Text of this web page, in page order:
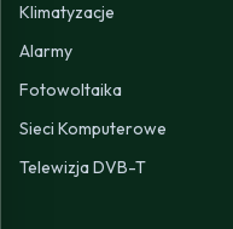
Klimatyzacje
Alarmy
Fotowoltaika
Sieci Komputerowe
Telewizja DVB-T